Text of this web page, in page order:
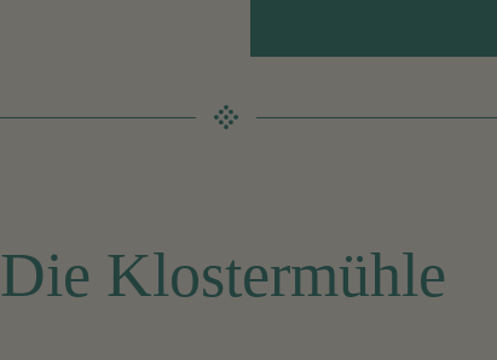
Die Klostermühle